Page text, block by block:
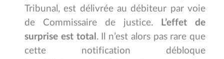
Tribunal, est délivrée au débiteur par voie
de Commissaire de justice.
L’effet de
surprise est total . Il n’est alors pas rare que
cette notification débloque